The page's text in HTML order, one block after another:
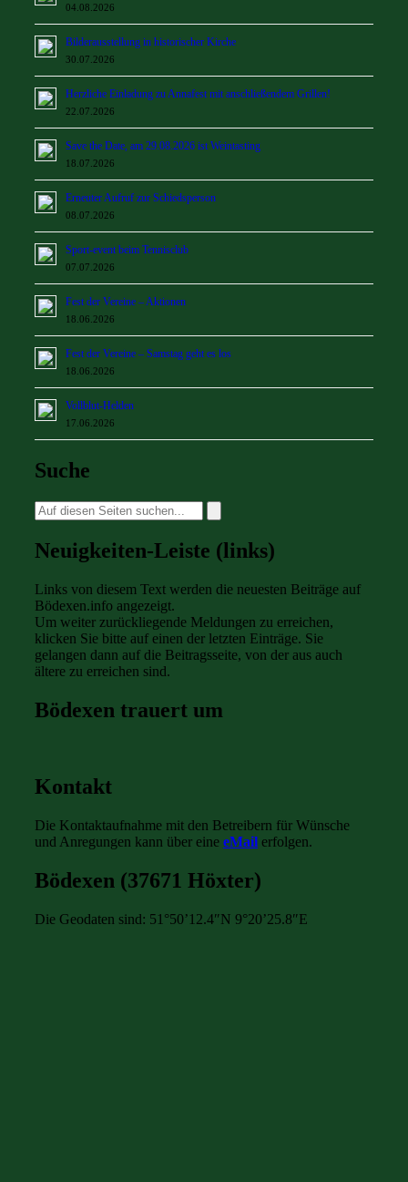
04.08.2026
Bilderausstellung in historischer Kirche
30.07.2026
Herzliche Einladung zu Annafest mit anschließendem Grillen!
22.07.2026
Save the Date, am 29.08.2026 ist Weintasting
18.07.2026
Erneuter Aufruf zur Schiedsperson
08.07.2026
Sport-event beim Tennisclub
07.07.2026
Fest der Vereine – Aktionen
18.06.2026
Fest der Vereine – Samstag geht es los
18.06.2026
Vollblut-Helden
17.06.2026
Suche
Suche
nach:
Neuigkeiten-Leiste (links)
Links von diesem Text werden die neuesten Beiträge auf
Bödexen.info angezeigt.
Um weiter zurückliegende Meldungen zu erreichen,
klicken Sie bitte auf einen der letzten Einträge. Sie
gelangen dann auf die Beitragsseite, von der aus auch
ältere zu erreichen sind.
Bödexen trauert um
Kontakt
Die Kontaktaufnahme mit den Betreibern für Wünsche
und Anregungen kann über eine eMail erfolgen.
Bödexen (37671 Höxter)
Die Geodaten sind: 51°50’12.4″N 9°20’25.8″E